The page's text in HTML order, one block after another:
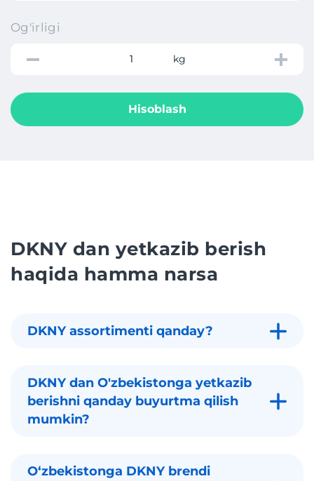
Og'irligi
kg
Hisoblash
DKNY dan yetkazib berish
haqida hamma narsa
DKNY assortimenti qanday?
DKNY dan O'zbekistonga yetkazib
berishni qanday buyurtma qilish
mumkin?
Oʻzbekistonga DKNY brendi